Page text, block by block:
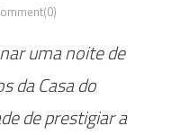
uma noite de
da Casa do
de prestigiar a